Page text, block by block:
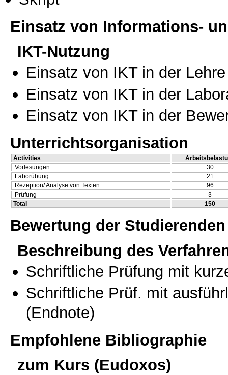
Einsatz von Informations-
IKT-Nutzung
Einsatz von IKT in der Lehre
Einsatz von IKT in der
Einsatz von IKT in der
Unterrichtsorganisation
Activities
Vorlesungen
30
Laborübung
21
Rezeption/ Analyse von Texten
96
Prüfung
3
Total
150
Bewertung der Studierenden
Beschreibung des
Schriftliche Prüfung mit
Schriftliche Prüf. mit
(Endnote)
Empfohlene Bibliographie
zum Kurs (Eudoxos)